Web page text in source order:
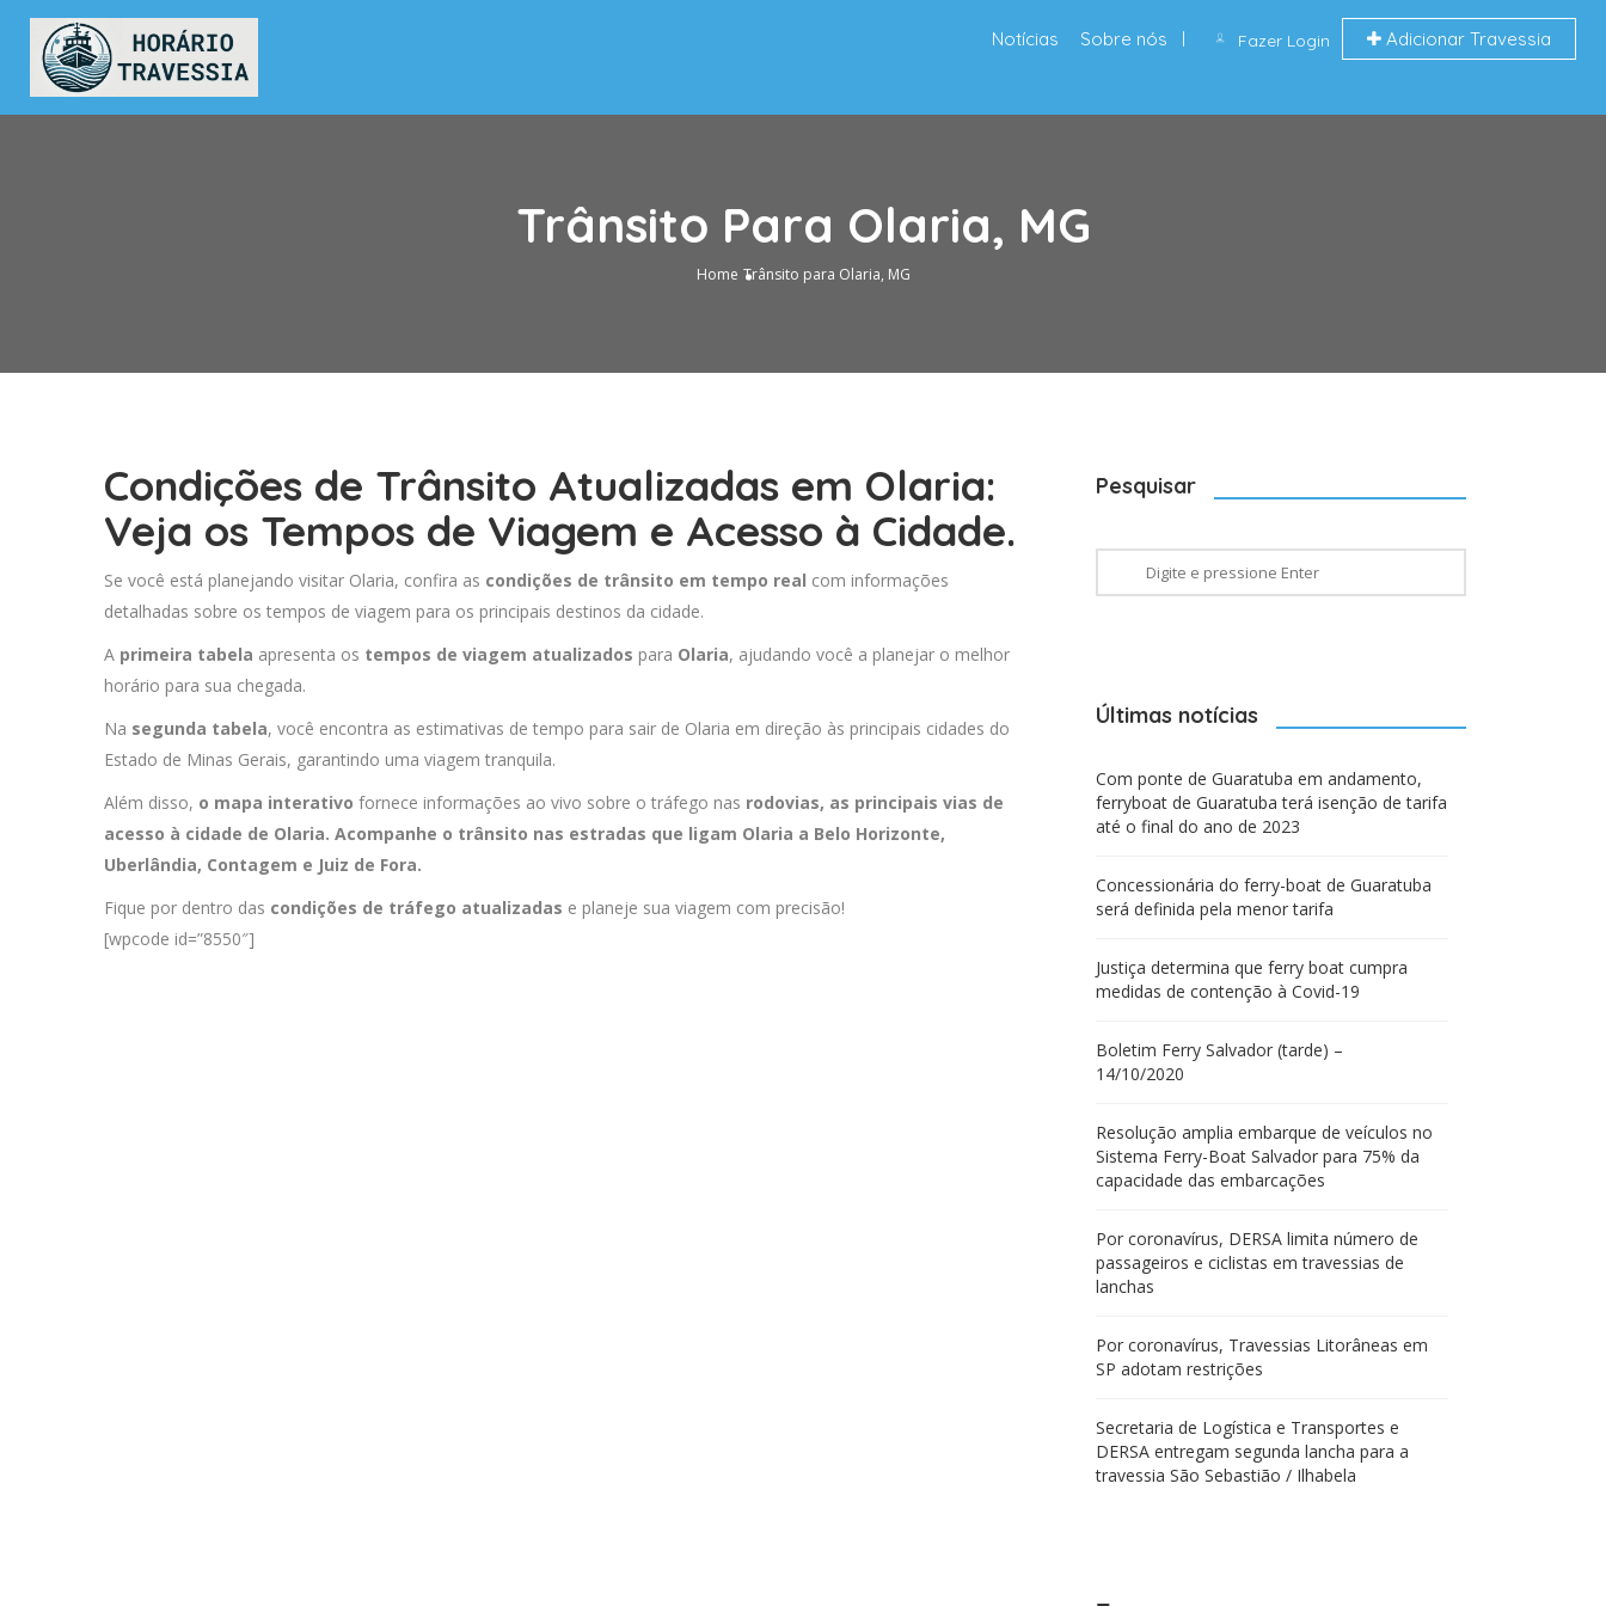
Fazer Login Adicionar Travessia
Notícias Sobre nós
Trânsito Para Olaria, MG
Home Trânsito para Olaria, MG
Condições de Trânsito Atualizadas em Olaria:
Veja os Tempos de Viagem e Acesso à Cidade.
Se você está planejando visitar Olaria, confira as condições de trânsito em tempo real com informações
detalhadas sobre os tempos de viagem para os principais destinos da cidade.
A primeira tabela apresenta os tempos de viagem atualizados para Olaria, ajudando você a planejar o melhor
horário para sua chegada.
Na segunda tabela, você encontra as estimativas de tempo para sair de Olaria em direção às principais cidades do
Estado de Minas Gerais, garantindo uma viagem tranquila.
Além disso, o mapa interativo fornece informações ao vivo sobre o tráfego nas rodovias, as principais vias de
acesso à cidade de Olaria. Acompanhe o trânsito nas estradas que ligam Olaria a Belo Horizonte,
Uberlândia, Contagem e Juiz de Fora.
Fique por dentro das condições de tráfego atualizadas e planeje sua viagem com precisão!
[wpcode id=”8550″]
Pesquisar
Últimas notícias
Com ponte de Guaratuba em andamento,
ferryboat de Guaratuba terá isenção de tarifa
até o final do ano de 2023
Concessionária do ferry-boat de Guaratuba
será definida pela menor tarifa
Justiça determina que ferry boat cumpra
medidas de contenção à Covid-19
Boletim Ferry Salvador (tarde) –
14/10/2020
Resolução amplia embarque de veículos no
Sistema Ferry-Boat Salvador para 75% da
capacidade das embarcações
Por coronavírus, DERSA limita número de
passageiros e ciclistas em travessias de
lanchas
Por coronavírus, Travessias Litorâneas em
SP adotam restrições
Secretaria de Logística e Transportes e
DERSA entregam segunda lancha para a
travessia São Sebastião / Ilhabela